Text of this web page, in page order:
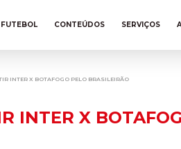
FUTEBOL CONTEÚDOS SERVIÇOS
INTER X BOTAFOGO PELO BRASILEIRÃO
INTER X